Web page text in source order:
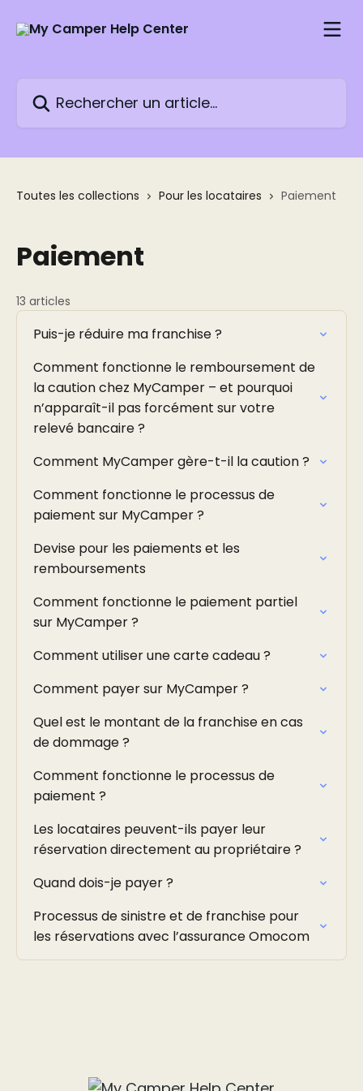
Toutes les collections Pour les locataires Paiement
Paiement
13 articles
Puis-je réduire ma franchise ?
Comment fonctionne le remboursement de
la caution chez MyCamper – et pourquoi
n’apparaît-il pas forcément sur votre
relevé bancaire ?
Comment MyCamper gère-t-il la caution ?
Comment fonctionne le processus de
paiement sur MyCamper ?
Devise pour les paiements et les
remboursements
Comment fonctionne le paiement partiel
sur MyCamper ?
Comment utiliser une carte cadeau ?
Comment payer sur MyCamper ?
Quel est le montant de la franchise en cas
de dommage ?
Comment fonctionne le processus de
paiement ?
Les locataires peuvent-ils payer leur
réservation directement au propriétaire ?
Quand dois-je payer ?
Processus de sinistre et de franchise pour
les réservations avec l’assurance Omocom